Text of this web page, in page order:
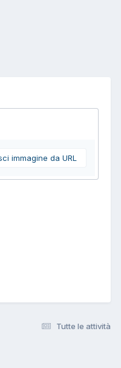
immagine da URL
Tutte le attività